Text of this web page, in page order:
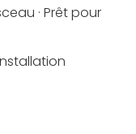
· Prêt pour